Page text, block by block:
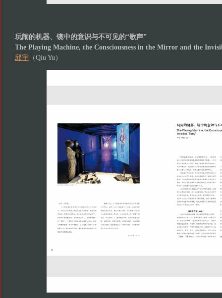
玩闹的机器、镜中的意识与不可见的“歌声”
The Playing Machine, the Consciousness in the Mirror and the
邱宇（Qiu Yu）